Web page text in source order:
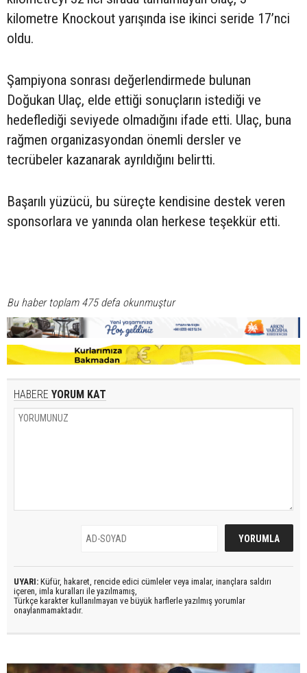
kilometre Knockout yarışında ise ikinci seride 17’nci
oldu.
Şampiyona sonrası değerlendirmede bulunan
Doğukan Ulaç, elde ettiği sonuçların istediği ve
hedeflediği seviyede olmadığını ifade etti. Ulaç, buna
rağmen organizasyondan önemli dersler ve
tecrübeler kazanarak ayrıldığını belirtti.
Başarılı yüzücü, bu süreçte kendisine destek veren
sponsorlara ve yanında olan herkese teşekkür etti.
Bu haber toplam 475 defa okunmuştur
HABERE YORUM KAT
UYARI: Küfür, hakaret, rencide edici cümleler veya imalar, inançlara saldırı
içeren, imla kuralları ile yazılmamış,
Türkçe karakter kullanılmayan ve büyük harflerle yazılmış yorumlar
onaylanmamaktadır.